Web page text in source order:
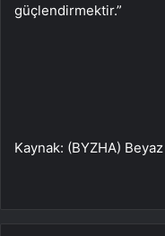
güçlendirmektir.”
Kaynak: (BYZHA)